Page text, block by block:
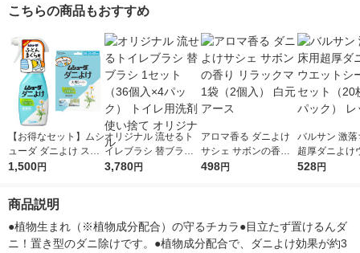
こちらの商品もおすすめ
【お得なセット】ムシ
ューダ ダニよけ スプ
レー 無香料 本体 220
ー
1,500円
オリジナル 流せるト
イレブラシ 替ブラシ
1セット（36個入×4パ
3,780円
アロマ香る ダニよけ
サシェ サボンの香り
リラックマ 1袋（2個
498円
バルサン 激落
超厚ダニよけ
シート 1セッ
528円
商品説明
●植物生まれ（※植物成分配合）の守るチカラ●目立たず置けるんダ
ニ！置き型のダニ除けです。●植物成分配合で、ダニよけ効果が約3